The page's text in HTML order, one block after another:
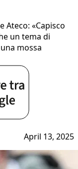
Ateco: «Capisco
un tema di
mossa
April 13, 2025